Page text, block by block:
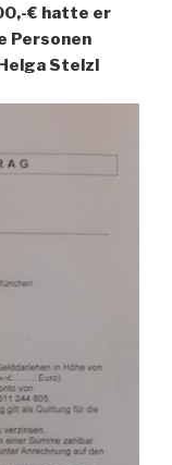
€ hatte er
Personen
Stelzl